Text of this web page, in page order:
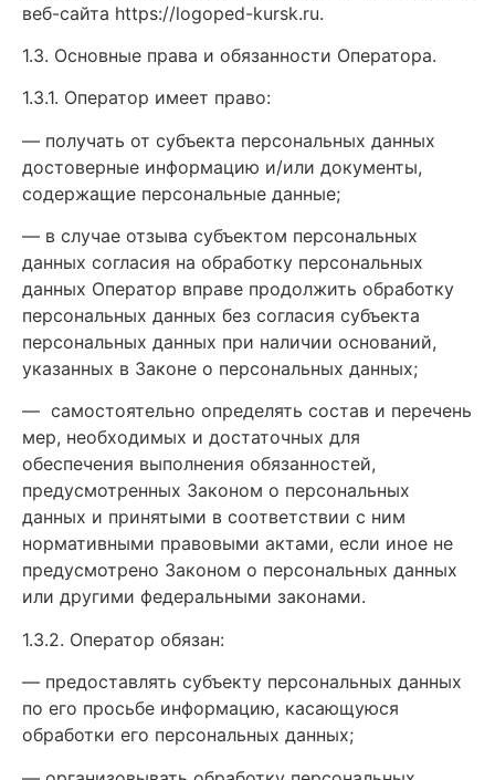
веб-сайта https://logoped-kursk.ru.
1.3. Основные права и обязанности Оператора.
1.3.1. Оператор имеет право:
— получать от субъекта персональных данных
достоверные информацию и/или документы,
содержащие персональные данные;
— в случае отзыва субъектом персональных
данных согласия на обработку персональных
данных Оператор вправе продолжить обработку
персональных данных без согласия субъекта
персональных данных при наличии оснований,
указанных в Законе о персональных данных;
— самостоятельно определять состав и перечень
мер, необходимых и достаточных для
обеспечения выполнения обязанностей,
предусмотренных Законом о персональных
данных и принятыми в соответствии с ним
нормативными правовыми актами, если иное не
предусмотрено Законом о персональных данных
или другими федеральными законами.
1.3.2. Оператор обязан:
— предоставлять субъекту персональных данных
по его просьбе информацию, касающуюся
обработки его персональных данных;